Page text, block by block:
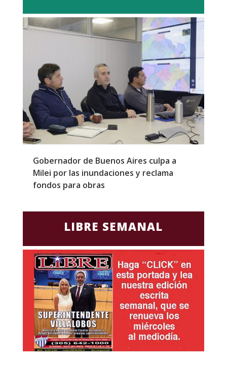
Gobernador de Buenos Aires culpa a
Milei por las inundaciones y reclama
fondos para obras
LIBRE SEMANAL